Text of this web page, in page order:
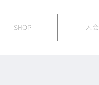
SHOP 入会